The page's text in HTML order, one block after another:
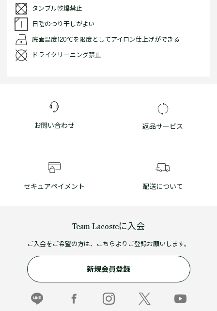
タンブル乾燥禁止
日陰のつり干しがよい
底面温度120℃を限度としてアイロン仕上げができる
ドライクリーニング禁止
お問い合わせ 返品サービス
セキュアペイメント 配送について
Team Lacosteに入会
ご入会をご希望の方は、こちらよりご登録お願いします。
新規会員登録